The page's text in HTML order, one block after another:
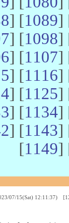
] [1089]
] [1098]
] [1107]
] [1116]
] [1125]
] [1134]
] [1143]
[1149]
07/15(Sat) 12:11:37)